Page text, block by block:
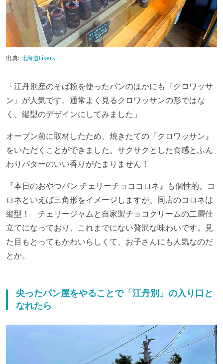
出典:北海道Likers
「江丹別産のそば粉を使ったパンのほかにも『クロワッサ
ン』が人気です。通常よく見るクロワッサンの形ではな
く、縦型のデザインにしてみました」
オープン前に取材したため、焼きたての『クロワッサン』
をいただくことができました。サクサクとした食感とふん
わりバターのいい香りがたまりません！
『本日のおやつパン チェリーチョココロネ』も個性的。コ
ロネといえば三角形をイメージしますが、同店のコロネは
縦型！ チェリージャムと自家製チョコクリームの二層仕
立てになっており、これまでにない贅沢な味わいです。見
た目もとってもかわいらしくて、お子さんにも人気なのだ
とか。
尖ったパン屋をやることで「江丹別」の入り口と
なれたら